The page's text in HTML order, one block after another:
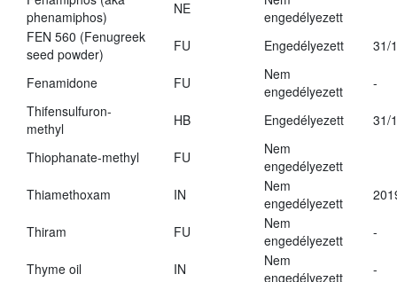
phenamiphos)
NE
engedélyezett
FEN 560 (Fenugreek
seed powder)
FU Engedélyezett 31/
Fenamidone FU
Nem
engedélyezett
-
Thifensulfuron-
methyl
HB Engedélyezett 31/
Thiophanate-methyl FU
Nem
engedélyezett
Thiamethoxam
IN
Nem
engedélyezett
Thiram FU
Nem
engedélyezett
-
Thyme oil IN
Nem
engedélyezett
-